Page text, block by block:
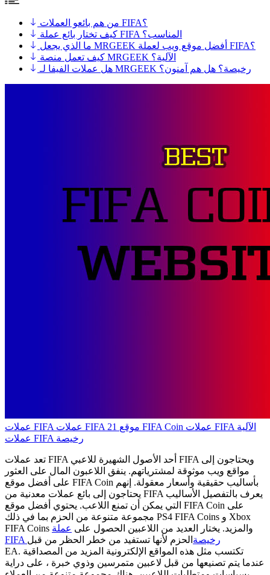
من هم بائعو العملات FIFA؟
كيف تختار بائع عملة FIFA المناسب؟
ما الذي يجعل MRGEEK أفضل موقع ويب لعملة FIFA؟
كيف تعمل منصة MRGEEK الآلية؟
هل عملات الفيفا لـ MRGEEK رخيصة؟ هل هم آمنون؟
عملات FIFA عملات FIFA 21 موقع FIFA Coin
عملات FIFA الآلية
عملات FIFA رخيصة
تعد عملات FIFA أحد الأصول الشهيرة للاعبي FIFA ويحتاجون إلى
مواقع ويب موثوقة لمشترياتهم. ينفق اللاعبون المال على العثور
على أفضل موقع FIFA Coin بأساليب حقيقية وأسعار معقولة. إنهم
يحتاجون إلى بائع عملات معدنية من FIFA يعرف بالتفصيل الأساليب
التي يمكن أن تمنع اللاعب. يحتوي أفضل موقع FIFA Coin على
مجموعة متنوعة من الحزم بما في ذلك PS4 FIFA Coins و Xbox
FIFA Coins والمزيد. يختار العديد من اللاعبين الحصول على عملة
FIFA رخيصة الحزم لأنها تستفيد من خطر الحظر من قبل
EA. تكتسب مثل هذه المواقع الإلكترونية المزيد من المصداقية
عندما يتم تصنيعها من قبل لاعبين متمرسين وذوي خبرة ، على دراية